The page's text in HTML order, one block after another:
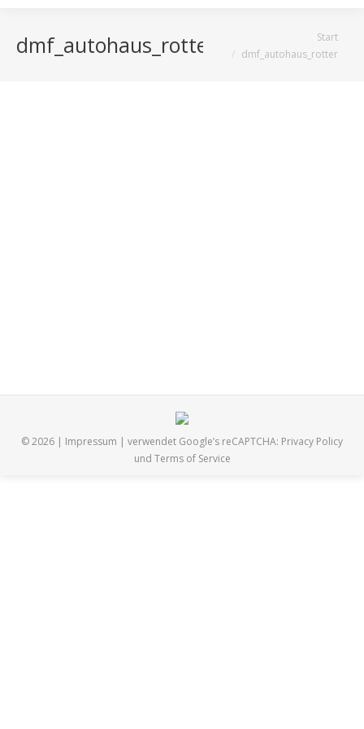
dmf_autohaus_rotter
Start
dmf_autohaus_rotter
© 2026 | Impressum | verwendet Google’s reCAPTCHA: Privacy Policy
und Terms of Service